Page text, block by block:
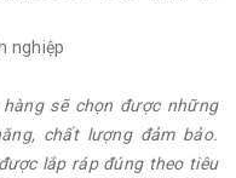
nghiệp
sẽ chọn được những
chất lượng đảm bảo.
lắp ráp đúng theo tiêu